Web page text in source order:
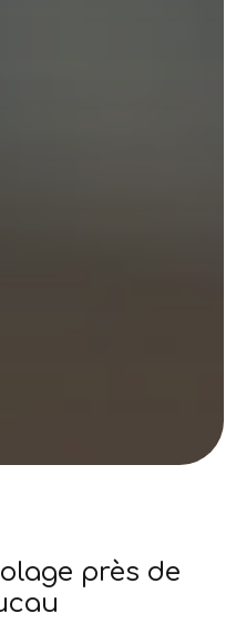
près de